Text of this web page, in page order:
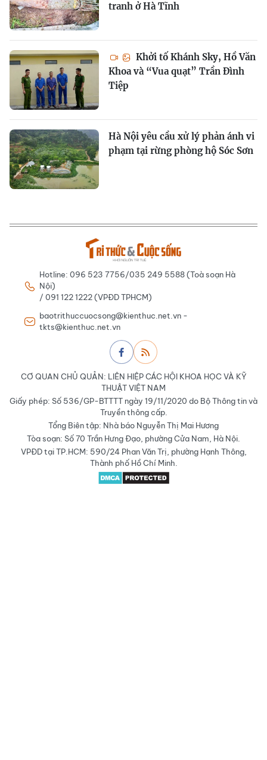
tranh ở Hà Tĩnh
Khởi tố Khánh Sky, Hồ Văn
Khoa và “Vua quạt” Trần Đình
Tiệp
Hà Nội yêu cầu xử lý phản ánh vi
phạm tại rừng phòng hộ Sóc Sơn
Hotline: 096 523 7756/035 249 5588 (Toà soạn Hà
Nội)
/ 091 122 1222 (VPĐD TPHCM)
baotrithuccuocsong@kienthuc.net.vn -
tkts@kienthuc.net.vn
CƠ QUAN CHỦ QUẢN: LIÊN HIỆP CÁC HỘI KHOA HỌC VÀ KỸ
THUẬT VIỆT NAM
Giấy phép: Số 536/GP-BTTTT ngày 19/11/2020 do Bộ Thông tin và
Truyền thông cấp.
Tổng Biên tập: Nhà báo Nguyễn Thị Mai Hương
Tòa soạn: Số 70 Trần Hưng Đạo, phường Cửa Nam, Hà Nội.
VPĐD tại TP.HCM: 590/24 Phan Văn Trị, phường Hạnh Thông,
Thành phố Hồ Chí Minh.